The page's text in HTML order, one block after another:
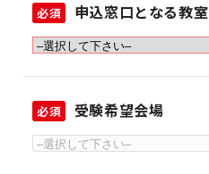
必須 申込窓口となる教室
必須 受験希望会場